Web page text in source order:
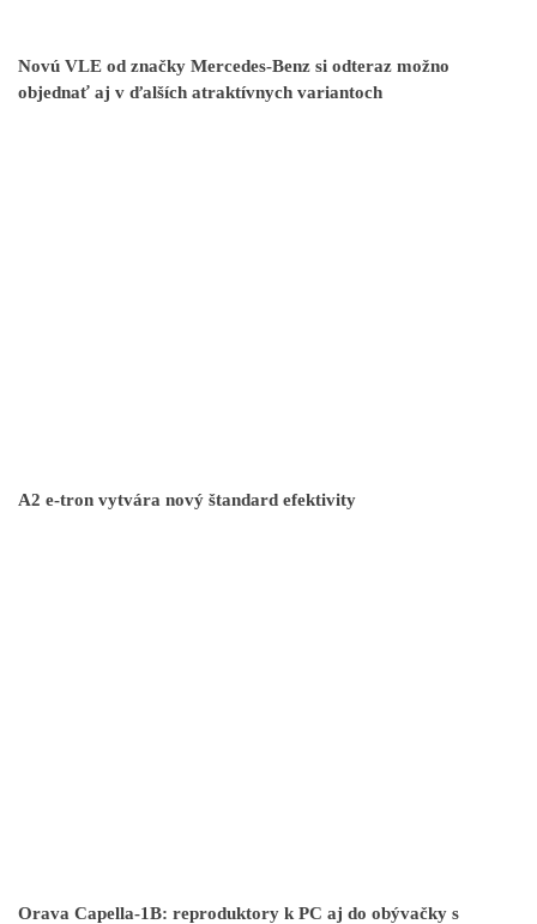
Novú VLE od značky Mercedes-Benz si odteraz možno
objednať aj v ďalších atraktívnych variantoch
A2 e-tron vytvára nový štandard efektivity
Orava Capella-1B: reproduktory k PC aj do obývačky s